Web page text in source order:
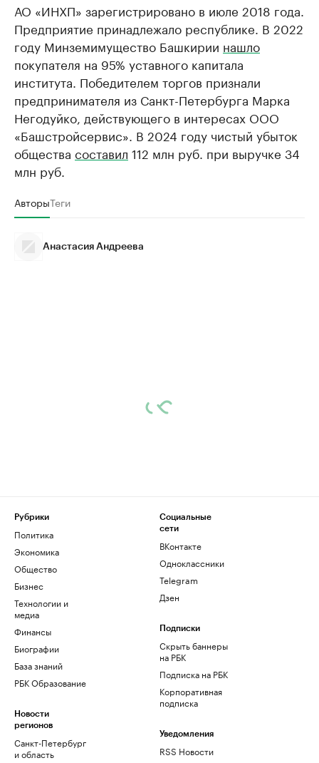
АО «ИНХП» зарегистрировано в июле 2018 года.
Предприятие принадлежало республике. В 2022
году Минземимущество Башкирии нашло
покупателя на 95% уставного капитала
института. Победителем торгов признали
предпринимателя из Санкт-Петербурга Марка
Негодуйко, действующего в интересах ООО
«Башстройсервис». В 2024 году чистый убыток
общества составил 112 млн руб. при выручке 34
млн руб.
АвторыТеги
Анастасия Андреева
Рубрики
Политика
Экономика
Общество
Бизнес
Технологии и
медиа
Финансы
Биографии
База знаний
РБК Образование
Новости
регионов
Санкт-Петербург
и область
Социальные
сети
ВКонтакте
Одноклассники
Telegram
Дзен
Подписки
Скрыть баннеры
на РБК
Подписка на РБК
Корпоративная
подписка
Уведомления
RSS Новости